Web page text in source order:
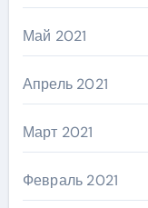
Май 2021
Апрель 2021
Март 2021
Февраль 2021